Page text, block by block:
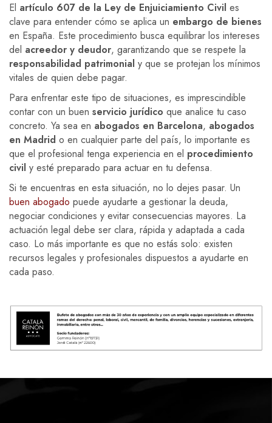
El artículo 607 de la Ley de Enjuiciamiento Civil es
clave para entender cómo se aplica un embargo de bienes
en España. Este procedimiento busca equilibrar los intereses
del acreedor y deudor, garantizando que se respete la
responsabilidad patrimonial y que se protejan los mínimos
vitales de quien debe pagar.
Para enfrentar este tipo de situaciones, es imprescindible
contar con un buen servicio jurídico que analice tu caso
concreto. Ya sea en abogados en Barcelona, abogados
en Madrid o en cualquier parte del país, lo importante es
que el profesional tenga experiencia en el procedimiento
civil y esté preparado para actuar en tu defensa.
Si te encuentras en esta situación, no lo dejes pasar. Un
buen abogado puede ayudarte a gestionar la deuda,
negociar condiciones y evitar consecuencias mayores. La
actuación legal debe ser clara, rápida y adaptada a cada
caso. Lo más importante es que no estás solo: existen
recursos legales y profesionales dispuestos a ayudarte en
cada paso.